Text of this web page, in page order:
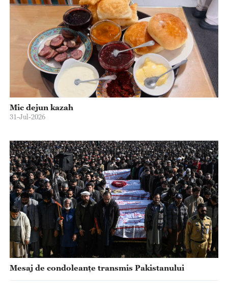
Mic dejun kazah
31-Jul-2026
Mesaj de condoleanțe transmis Pakistanului